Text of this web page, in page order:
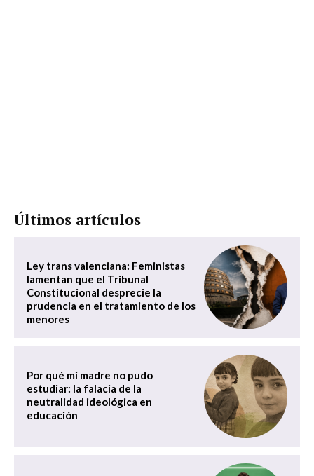
Últimos artículos
Ley trans valenciana: Feministas
lamentan que el Tribunal
Constitucional desprecie la
prudencia en el tratamiento de los
menores
Por qué mi madre no pudo
estudiar: la falacia de la
neutralidad ideológica en
educación